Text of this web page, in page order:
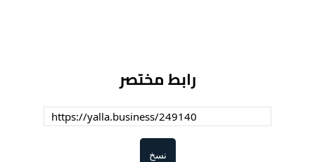
رابط مختصر
نسخ